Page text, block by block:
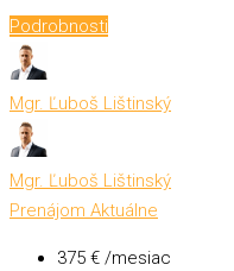
Podrobnosti
Mgr. Ľuboš Lištinský
Mgr. Ľuboš Lištinský
Prenájom Aktuálne
375 € /mesiac